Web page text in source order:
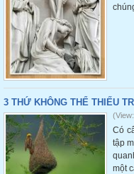
3 THỨ KHÔNG THỂ THIẾU
Có
tập
một